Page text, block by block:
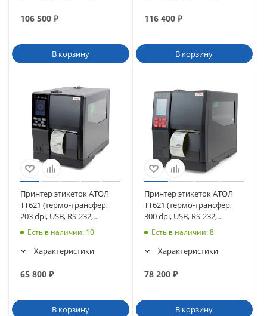
106 500 ₽
В корзину
116 400₽
В корзину
Принтер этикеток АТОЛ
TT621 (термо-трансфер,
203 dpi, USB, RS-232,
Ethernet) (57635)
Есть в наличии: 10
Характеристики
65 800 ₽
В корзину
Принтер этикеток АТОЛ
TT621 (термо-трансфер,
300 dpi, USB, RS-232,
Ethernet) (60091)
Есть в наличии: 8
Характеристики
78 200₽
В корзину